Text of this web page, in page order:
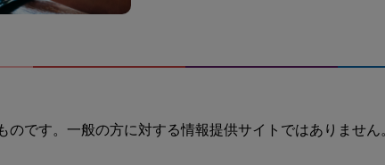
のです。一般の方に対する情報提供サイトではありません